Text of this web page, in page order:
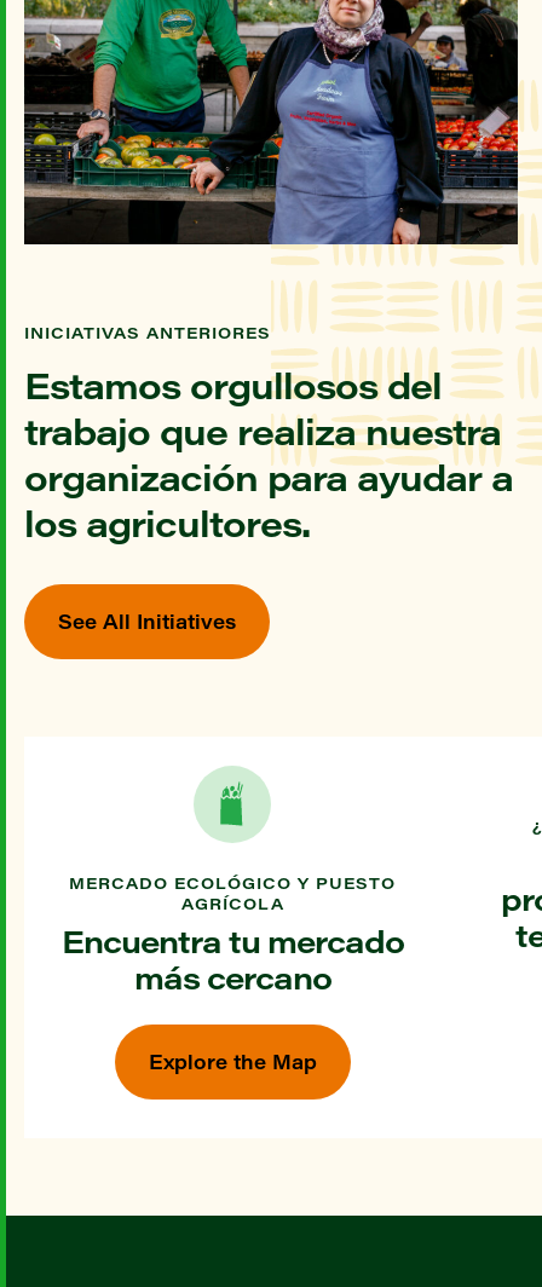
INICIATIVAS ANTERIORES
Estamos orgullosos del
trabajo que realiza nuestra
organización para ayudar a
los agricultores.
See All Initiatives
MERCADO ECOLÓGICO Y PUESTO
AGRÍCOLA
Encuentra tu mercado
más cercano
Explore the Map